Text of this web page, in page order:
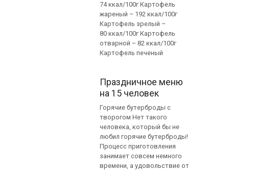
74 ккал/100г Картофель
жареный – 192 ккал/100г
Картофель зрелый –
80 ккал/100г Картофель
отварной – 82 ккал/100г
Картофель печеный
Праздничное меню
на 15 человек
Горячие бутерброды с
творогом Нет такого
человека, который бы не
любил горячие бутерброды!
Процесс приготовления
занимает совсем немного
времени, а удовольствие от